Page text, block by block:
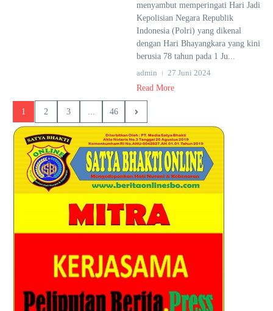
menyambut memperingati Hari Jadi
Kepolisian Negara Republik
Indonesia (Polri) yang dikenal
dengan Hari Bhayangkara yang kini
berusia 78 tahun pada 1 Ju...
admin
27 Juni 2024
Read More
1 2 3 ... 46